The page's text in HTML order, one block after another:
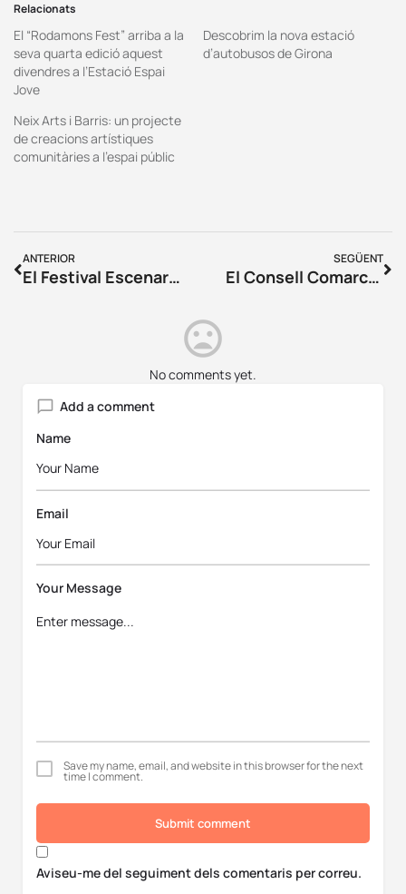
Relacionats
El “Rodamons Fest” arriba a la
seva quarta edició aquest
divendres a l’Estació Espai
Jove
Descobrim la nova estació
d’autobusos de Girona
Neix Arts i Barris: un projecte
de creacions artístiques
comunitàries a l’espai públic
ANTERIOR
El Festival Escenaris al Gironès arriba a la 18a edició
SEGÜENT
El Consell Comarcal del Gironès presenta la nova programació del “Senderisme Guiat al Gironès 2022” per aquest primer semestre
No comments yet.
Add a comment
Name
Email
Your Message
Save my name, email, and website in this browser for the next
time I comment.
Submit comment
Aviseu-me del seguiment dels comentaris per correu.